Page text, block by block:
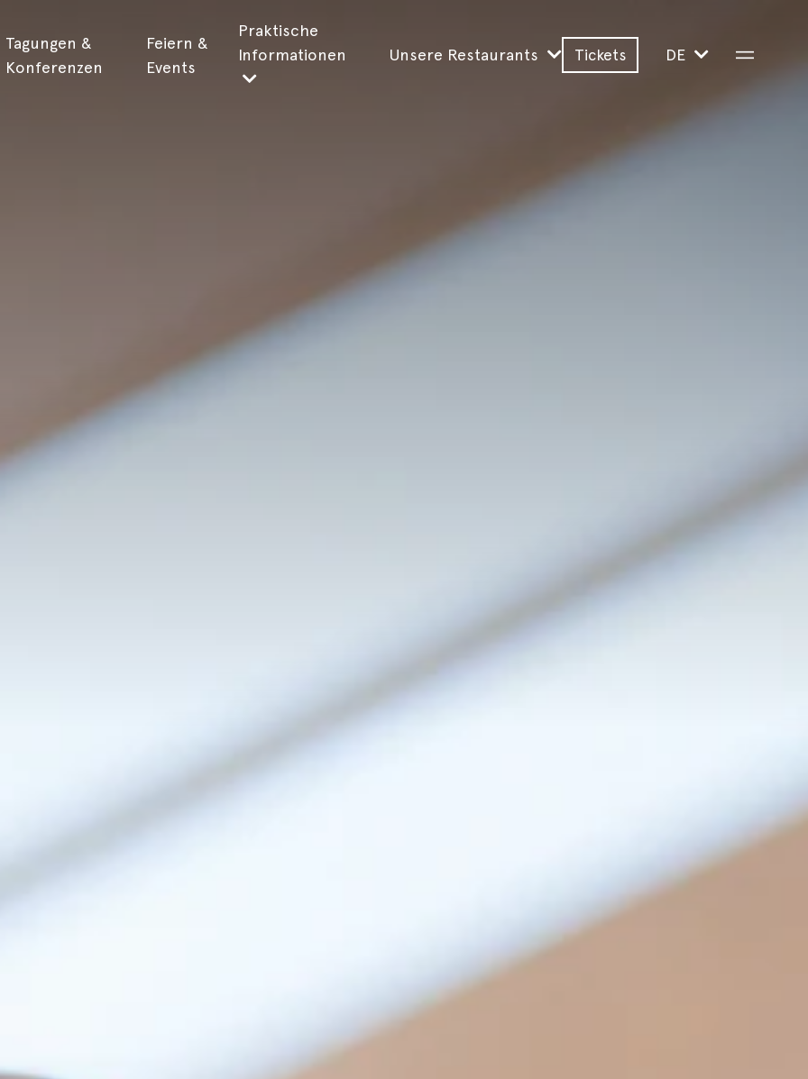
Tagungen &
Konferenzen
Feiern &
Events
Praktische
Informationen
Unsere Restaurants Tickets DE